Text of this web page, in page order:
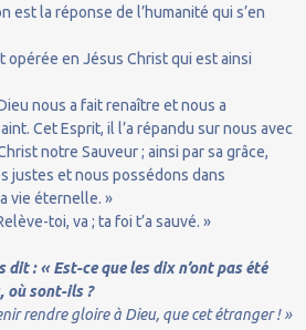
est la réponse de l’humanité qui s’en
opérée en Jésus Christ qui est ainsi
nous a fait renaître et nous a
Cet Esprit, il l’a répandu sur nous avec
notre Sauveur ; ainsi par sa grâce,
justes et nous possédons dans
vie éternelle. »
toi, va ; ta foi t’a sauvé. »
: « Est-ce que les dix n’ont pas été
où sont-ils ?
rendre gloire à Dieu, que cet étranger ! »